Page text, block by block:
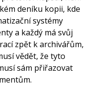
deníku kopii, kde
systémy
a každý má svůj
zpět k archivářům,
vědět, že tyto
sám přiřazovat